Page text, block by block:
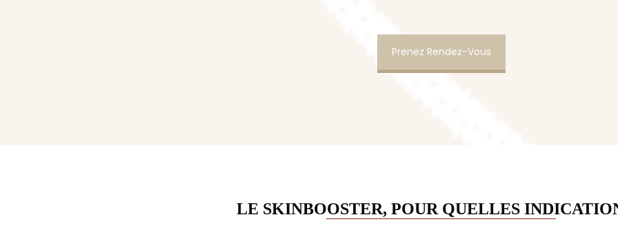
Prenez Rendez-Vous
LE SKINBOOSTER, POUR QUELLES